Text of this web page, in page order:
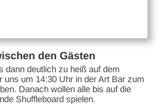
den Gästen
dann deutlich zu heiß auf dem
uns um 14:30 Uhr in der Art Bar zum
Danach wollen alle bis auf die
Shuffleboard spielen.